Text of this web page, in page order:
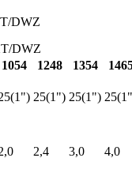
DWZ
1054 1248 1354
25(1") 25(1")
2,4 3,0 4,0